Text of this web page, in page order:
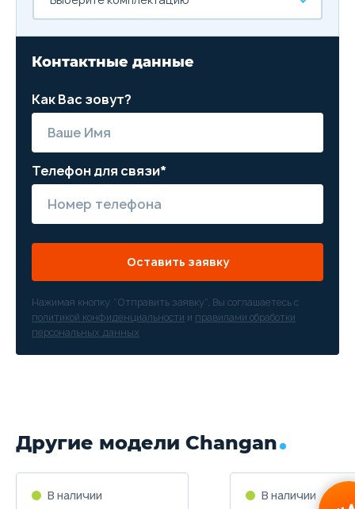
Контактные данные
Как Вас зовут?
Телефон для связи*
Оставить заявку
Нажимая кнопку “Отправить заявку”, Вы соглашаетесь с
политикой конфиденциальности и правилами обработки
персональных данных
Другие модели Changan